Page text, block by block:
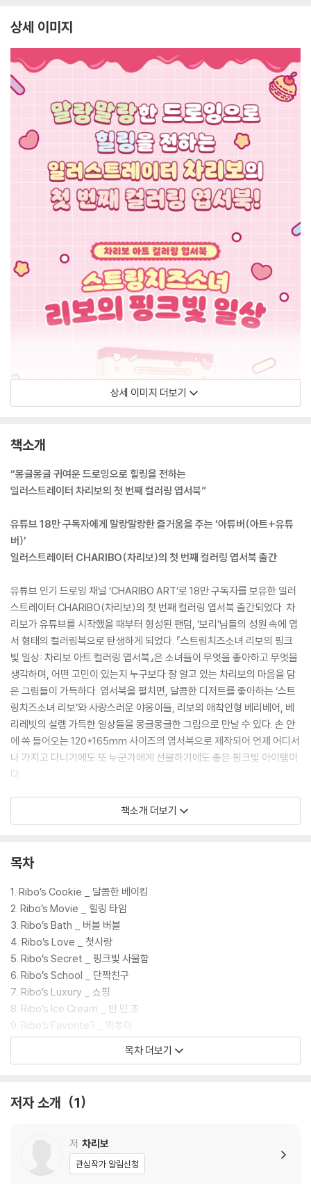
상세 이미지
상세 이미지 더보기
책소개
“몽글몽글 귀여운 드로잉으로 힐링을 전하는
일러스트레이터 차리보의 첫 번째 컬러링 엽서북”
유튜브 18만 구독자에게 말랑말랑한 즐거움을 주는 ‘아튜버(아트+유튜
버)’
일러스트레이터 CHARIBO(차리보)의 첫 번째 컬러링 엽서북 출간
유튜브 인기 드로잉 채널 ‘CHARIBO ART’로 18만 구독자를 보유한 일러
스트레이터 CHARIBO(차리보)의 첫 번째 컬러링 엽서북 출간되었다. 차
리보가 유튜브를 시작했을 때부터 형성된 팬덤, ‘보리’님들의 성원 속에 엽
서 형태의 컬러링북으로 탄생하게 되었다. 『스트링치즈소녀 리보의 핑크
빛 일상: 차리보 아트 컬러링 엽서북』은 소녀들이 무엇을 좋아하고 무엇을
생각하며, 어떤 고민이 있는지 누구보다 잘 알고 있는 차리보의 마음을 담
은 그림들이 가득하다. 엽서북을 펼치면, 달콤한 디저트를 좋아하는 ‘스트
링치즈소녀 리보’와 사랑스러운 야옹이들, 리보의 애착인형 베리베어, 베
리레빗의 설렘 가득한 일상들을 몽글몽글한 그림으로 만날 수 있다. 손 안
에 쏙 들어오는 120*165mm 사이즈의 엽서북으로 제작되어 언제 어디서
나 가지고 다니기에도 또 누군가에게 선물하기에도 좋은 핑크빛 아이템이
다.
책을 펼치기 전, 두근거리는 마음을 부여잡아야 한다. 너무 귀엽고 깜찍해
기절할 수도. 엽서북을 펼치면 설레는 리보의 일상을 담은 〈달콤한 베이
와 엉뚱하고 사랑스러운 리보의 상상을 담은 〈드림 카〉, 〈거인 나라〉, 〈핼러
엽서북은 이렇게 활용해보자. 나만의 감성과 색깔로 예쁘게 색칠할 수 있
는 ‘다꾸템’으로 내 방을 꾸미는 ‘핑크빛 소품’이나 좋아하는 친구에게 편지
를 보내는 ‘엽서’로 내 핑크빛 마음을 슬쩍 전해보자. 또 ‘밸런타인데이’, ‘화
이트데이’처럼 달콤한 날에 리보의 핑크빛 컬러링 엽서북으로 마음속에 두
근거리는 설렘을 선물해보면 어떨까.
* 핑크빛 컬러 일러스트 엽서 4종, 컬러링 엽서 46종 수록
"Art + YouTuber" that gives 180,000 YouTube subscribers
a soft pleasure.Illustrator CHARIBO's first coloring postc
hich has 180,000 subscribers, has been published on YouTub
a postcard-type coloring book with the support of "Bori," a fa
ndom formed since Charibo started YouTube. String Cheese
Girl Ribo's Pink Daily Life: Charibo Art Coloring Postcards are fu
책소개 더보기
목차
1. Ribo’s Cookie _ 달콤한 베이킹
2. Ribo’s Movie _ 힐링 타임
3. Ribo’s Bath _ 버블 버블
4. Ribo’s Love _ 첫사랑
5. Ribo’s Secret _ 핑크빛 사물함
6. Ribo’s School _ 단짝친구
7. Ribo’s Luxury _ 쇼핑
8. Ribo’s Ice Cream _ 반.민.초
9. Ribo’s Favorite? _ 떡볶이
10. Ribo’s Summer _ 기다리던 방학
11. Ribo’s Soul _ 여행을 떠나자
14. Ribo’s Flower _ 튤립
16. Ribo’s Heart _ 오늘은 설렘
17. Ribo’s Bag _ 비밀
18. Ribo’s Camping _ 마시멜로우
목차 더보기
저자 소개 1
저 차리보
관심작가 알림신청